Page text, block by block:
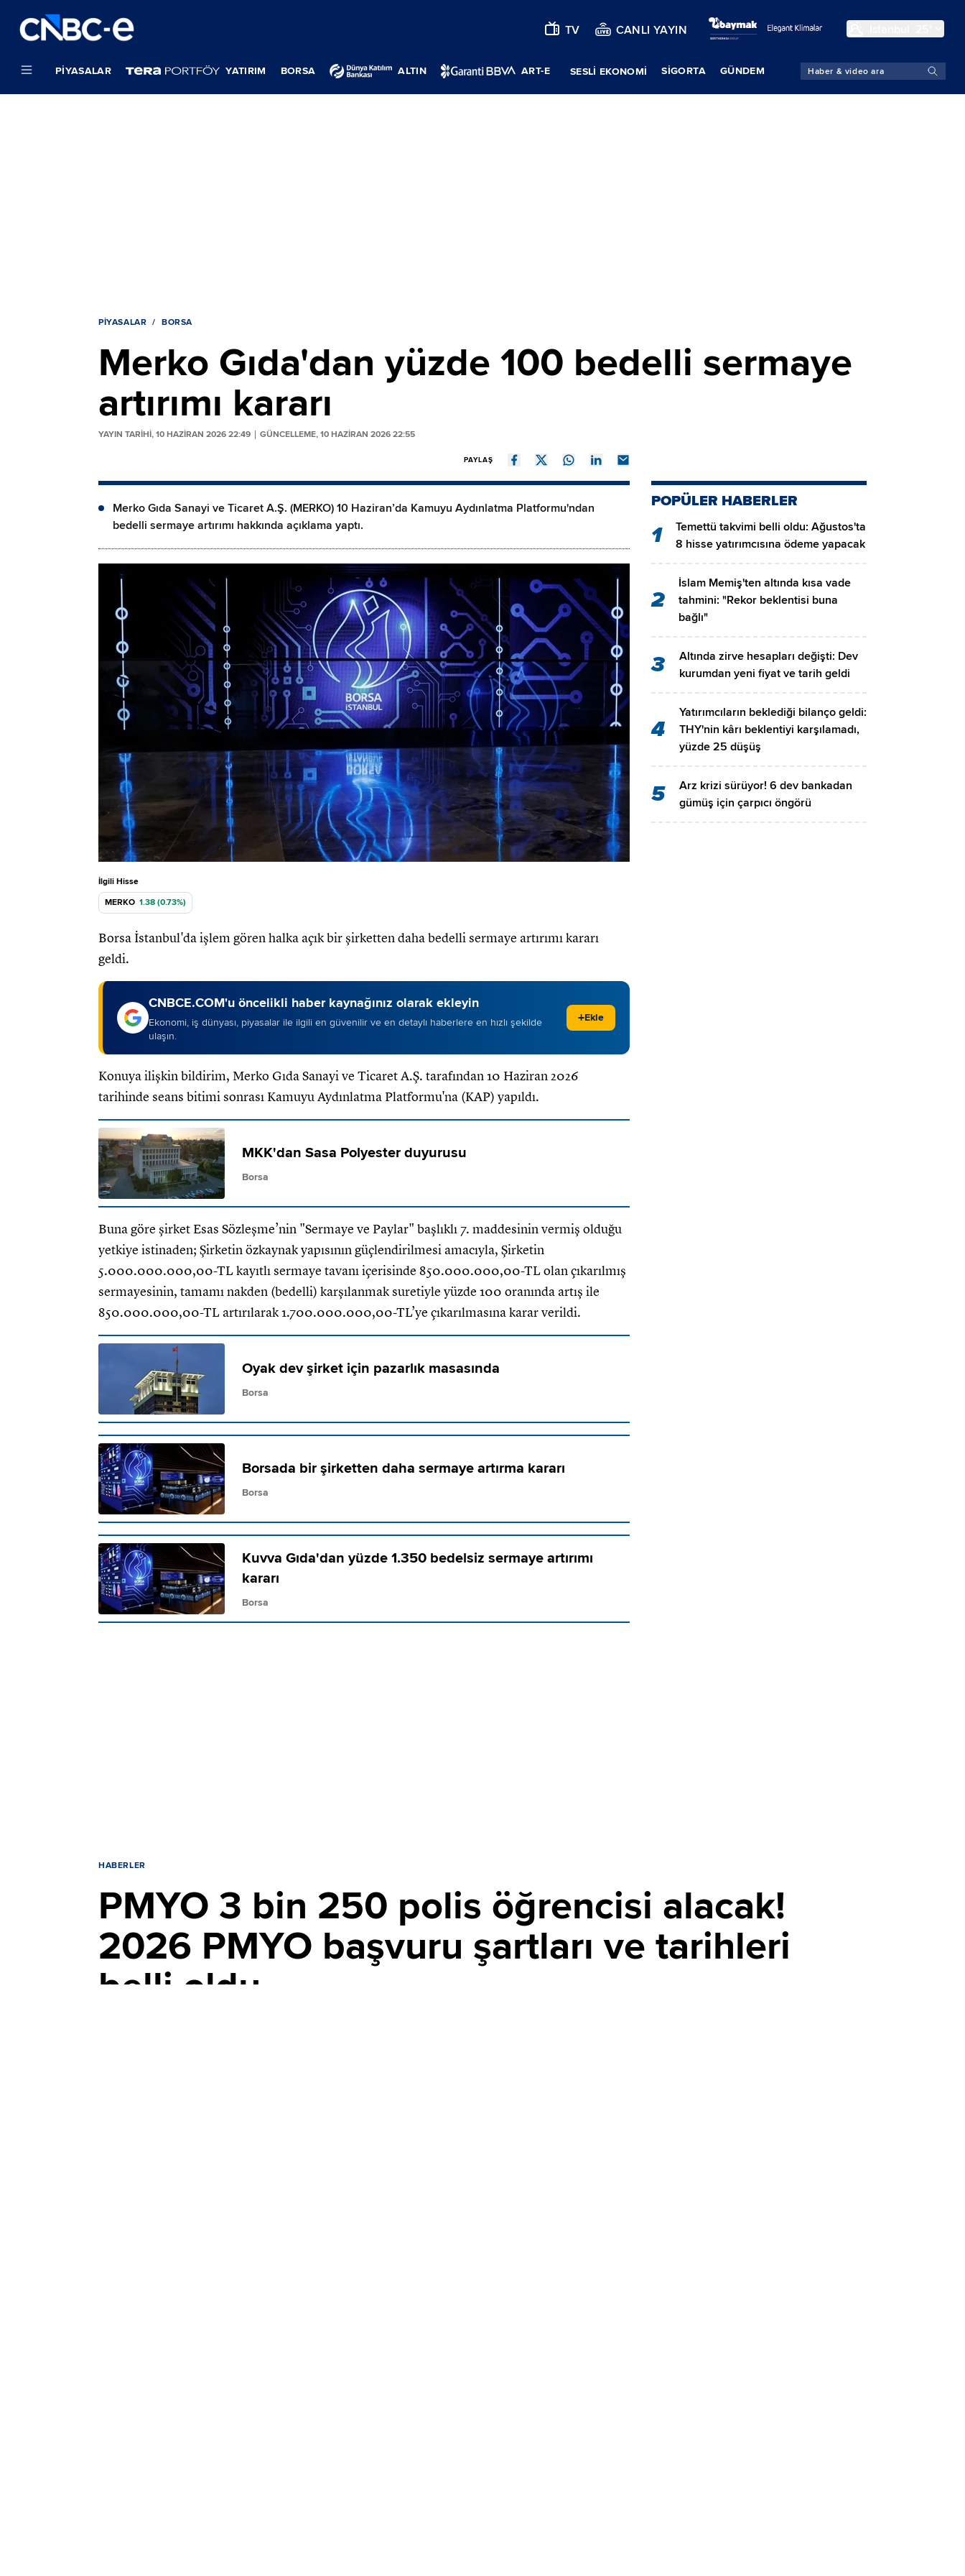
TV CANLI YAYIN
PIYASALAR YATIRIM BORSA ALTIN ART-E SESLİ EKONOMİ SIGORTA GÜNDEM
PIYASALAR BORSA
Merko Gıda'dan yüzde 100 bedelli sermaye
artırımı kararı
YAYIN TARİHİ, 10 HAZIRAN 2026 22:49 GÜNCELLEME, 10 HAZIRAN 2026 22:55
PAYLAŞ
Merko Gıda Sanayi ve Ticaret A.Ş. (MERKO) 10 Haziran’da Kamuyu Aydınlatma Platformu'ndan
bedelli sermaye artırımı hakkında açıklama yaptı.
İlgili Hisse
MERKO 1.38 (0.73%)
Borsa İstanbul'da işlem gören halka açık bir şirketten daha bedelli sermaye artırımı kararı
geldi.
CNBCE.COM'u öncelikli haber kaynağınız olarak ekleyin
Ekonomi, iş dünyası, piyasalar ile ilgili en güvenilir ve en detaylı haberlere en hızlı şekilde
ulaşın.
+Ekle
Konuya ilişkin bildirim, Merko Gıda Sanayi ve Ticaret A.Ş. tarafından 10 Haziran 2026
tarihinde seans bitimi sonrası Kamuyu Aydınlatma Platformu'na (KAP) yapıldı.
MKK'dan Sasa Polyester duyurusu
Borsa
Buna göre şirket Esas Sözleşme’nin "Sermaye ve Paylar" başlıklı 7. maddesinin vermiş olduğu
yetkiye istinaden; Şirketin özkaynak yapısının güçlendirilmesi amacıyla, Şirketin
5.000.000.000,00-TL kayıtlı sermaye tavanı içerisinde 850.000.000,00-TL olan çıkarılmış
sermayesinin, tamamı nakden (bedelli) karşılanmak suretiyle yüzde 100 oranında artış ile
850.000.000,00-TL artırılarak 1.700.000.000,00-TL’ye çıkarılmasına karar verildi.
Oyak dev şirket için pazarlık masasında
Borsa
Borsada bir şirketten daha sermaye artırma kararı
Borsa
Kuvva Gıda'dan yüzde 1.350 bedelsiz sermaye artırımı
kararı
Borsa
POPÜLER HABERLER
1
Temettü takvimi belli oldu: Ağustos'ta
8 hisse yatırımcısına ödeme yapacak
2
İslam Memiş'ten altında kısa vade
tahmini: "Rekor beklentisi buna
bağlı"
3
Altında zirve hesapları değişti: Dev
kurumdan yeni fiyat ve tarih geldi
4
Yatırımcıların beklediği bilanço geldi:
THY'nin kârı beklentiyi karşılamadı,
yüzde 25 düşüş
5
Arz krizi sürüyor! 6 dev bankadan
gümüş için çarpıcı öngörü
HABERLER
PMYO 3 bin 250 polis öğrencisi alacak!
2026 PMYO başvuru şartları ve tarihleri
belli oldu